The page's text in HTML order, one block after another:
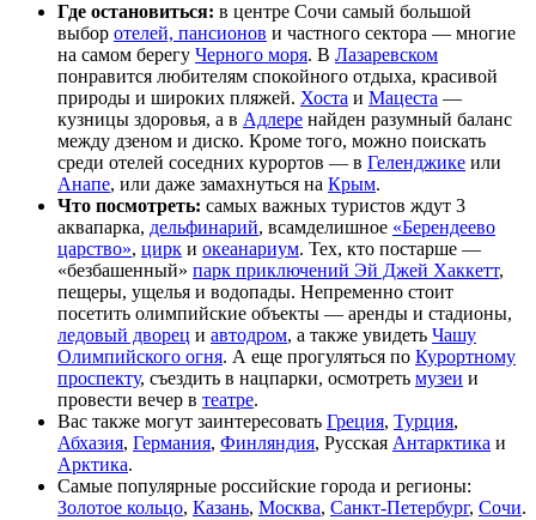
Где остановиться: в центре Сочи самый большой
выбор отелей, пансионов и частного сектора — многие
на самом берегу Черного моря. В Лазаревском
понравится любителям спокойного отдыха, красивой
природы и широких пляжей. Хоста и Мацеста —
кузницы здоровья, а в Адлере найден разумный баланс
между дзеном и диско. Кроме того, можно поискать
среди отелей соседних курортов — в Геленджике или
Анапе, или даже замахнуться на Крым.
Что посмотреть: самых важных туристов ждут 3
аквапарка, дельфинарий, всамделишное «Берендеево
царство», цирк и океанариум. Тех, кто постарше —
«безбашенный» парк приключений Эй Джей Хаккетт,
пещеры, ущелья и водопады. Непременно стоит
посетить олимпийские объекты — аренды и стадионы,
ледовый дворец и автодром, а также увидеть Чашу
Олимпийского огня. А еще прогуляться по Курортному
проспекту, съездить в нацпарки, осмотреть музеи и
провести вечер в театре.
Вас также могут заинтересовать Греция, Турция,
Абхазия, Германия, Финляндия, Русская Антарктика и
Арктика.
Самые популярные российские города и регионы:
Золотое кольцо, Казань, Москва, Санкт-Петербург, Сочи.